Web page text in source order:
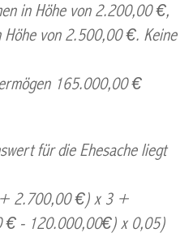
in Höhe von 2.200,00 €,
Höhe von 2.500,00 €. Keine
165.000,00 €
für die Ehesache liegt
2.700,00 €) x 3 +
€ - 120.000,00€) x 0,05)